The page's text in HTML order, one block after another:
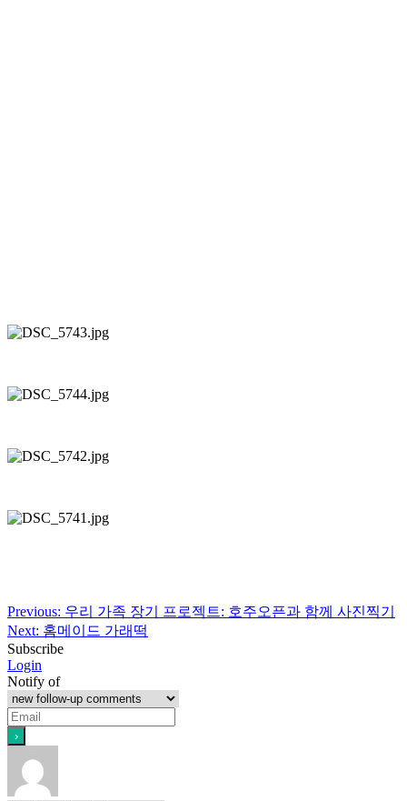
Post
navigation
Previous: 우리 가족 장기 프로젝트: 호주오픈과 함께 사진찍기
Next: 홈메이드 가래떡
Subscribe
Login
Notify of